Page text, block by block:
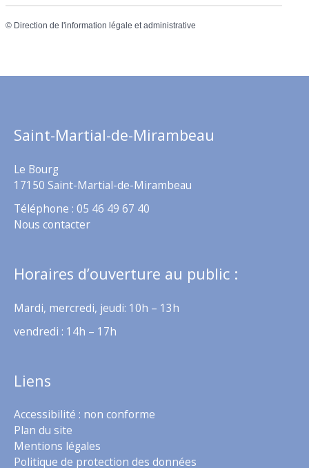
© Direction de l'information légale et administrative
Saint-Martial-de-Mirambeau
Le Bourg
17150 Saint-Martial-de-Mirambeau
Téléphone : 05 46 49 67 40
Nous contacter
Horaires d’ouverture au public :
Mardi, mercredi, jeudi: 10h – 13h
vendredi : 14h – 17h
Liens
Accessibilité : non conforme
Plan du site
Mentions légales
Politique de protection des données